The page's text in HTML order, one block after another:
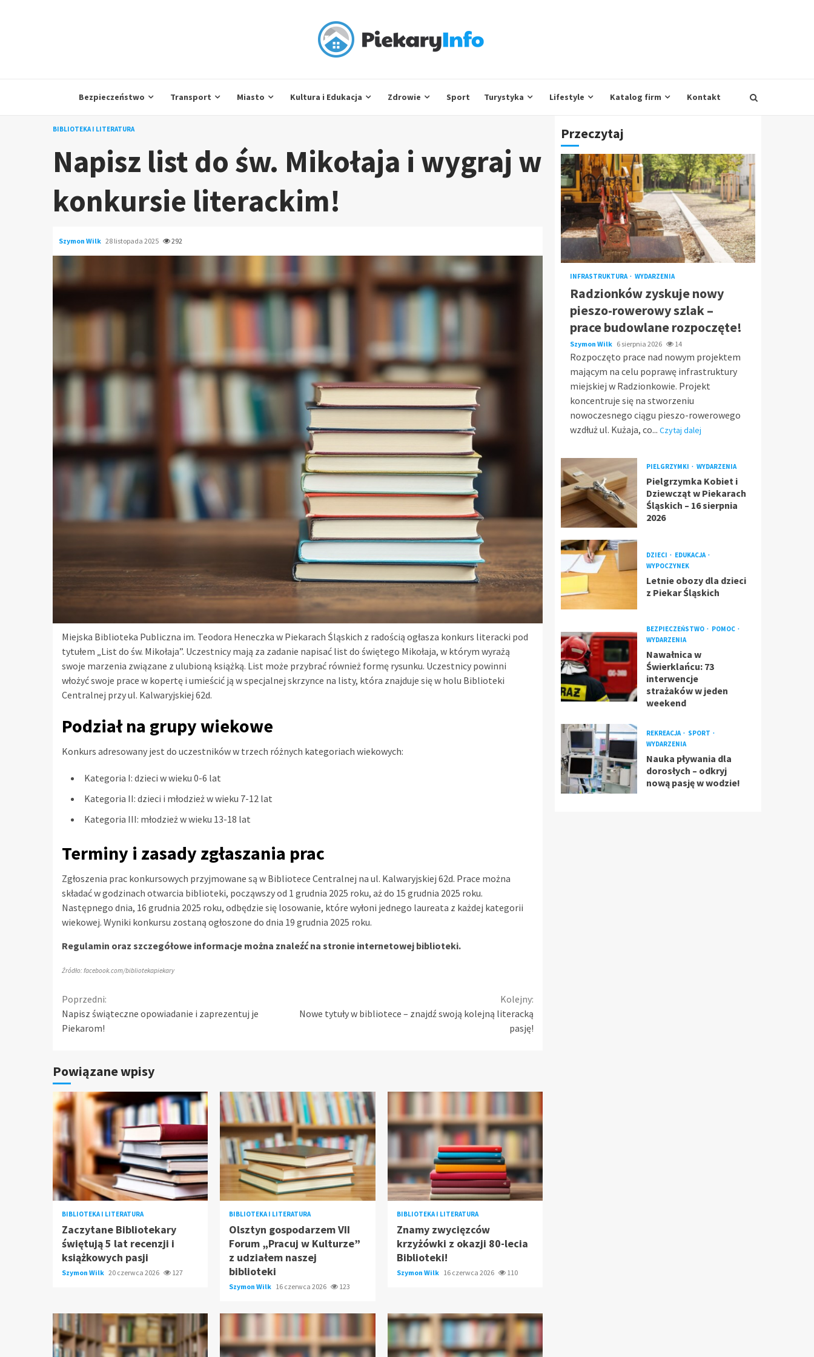
Bezpieczeństwo Transport Miasto Kultura i Edukacja Zdrowie Sport Turystyka Lifestyle Katalog firm Kontakt
BIBLIOTEKA I LITERATURA
Napisz list do św. Mikołaja i wygraj w
konkursie literackim!
Szymon Wilk 28 listopada 2025 292
Miejska Biblioteka Publiczna im. Teodora Heneczka w Piekarach Śląskich z radością ogłasza konkurs literacki pod
tytułem „List do św. Mikołaja”. Uczestnicy mają za zadanie napisać list do świętego Mikołaja, w którym wyrażą
swoje marzenia związane z ulubioną książką. List może przybrać również formę rysunku. Uczestnicy powinni
włożyć swoje prace w kopertę i umieścić ją w specjalnej skrzynce na listy, która znajduje się w holu Biblioteki
Centralnej przy ul. Kalwaryjskiej 62d.
Podział na grupy wiekowe
Konkurs adresowany jest do uczestników w trzech różnych kategoriach wiekowych:
Kategoria I: dzieci w wieku 0-6 lat
Kategoria II: dzieci i młodzież w wieku 7-12 lat
Kategoria III: młodzież w wieku 13-18 lat
Terminy i zasady zgłaszania prac
Zgłoszenia prac konkursowych przyjmowane są w Bibliotece Centralnej na ul. Kalwaryjskiej 62d. Prace można
składać w godzinach otwarcia biblioteki, począwszy od 1 grudnia 2025 roku, aż do 15 grudnia 2025 roku.
Następnego dnia, 16 grudnia 2025 roku, odbędzie się losowanie, które wyłoni jednego laureata z każdej kategorii
wiekowej. Wyniki konkursu zostaną ogłoszone do dnia 19 grudnia 2025 roku.
Regulamin oraz szczegółowe informacje można znaleźć na stronie internetowej biblioteki.
Źródło: facebook.com/bibliotekapiekary
Continue
Reading
Poprzedni:
Napisz świąteczne opowiadanie i zaprezentuj je
Piekarom!
Kolejny:
Nowe tytuły w bibliotece – znajdź swoją kolejną literacką
pasję!
Powiązane wpisy
BIBLIOTEKA I LITERATURA
Zaczytane Bibliotekary
świętują 5 lat recenzji i
książkowych pasji
Szymon Wilk 20 czerwca 2026 127
BIBLIOTEKA I LITERATURA
Olsztyn gospodarzem VII
Forum „Pracuj w Kulturze”
z udziałem naszej
biblioteki
Szymon Wilk 16 czerwca 2026 123
BIBLIOTEKA I LITERATURA
Znamy zwycięzców
krzyżówki z okazji 80-lecia
Biblioteki!
Szymon Wilk 16 czerwca 2026 110
Przeczytaj
INFRASTRUKTURA WYDARZENIA
Radzionków zyskuje nowy
pieszo-rowerowy szlak –
prace budowlane rozpoczęte!
Szymon Wilk 6 sierpnia 2026 14
Rozpoczęto prace nad nowym projektem
mającym na celu poprawę infrastruktury
miejskiej w Radzionkowie. Projekt
koncentruje się na stworzeniu
nowoczesnego ciągu pieszo-rowerowego
wzdłuż ul. Kużaja, co... Czytaj dalej
PIELGRZYMKI WYDARZENIA
Pielgrzymka Kobiet i
Dziewcząt w Piekarach
Śląskich – 16 sierpnia
2026
DZIECI
EDUKACJA
WYPOCZYNEK
Letnie obozy dla dzieci
z Piekar Śląskich
BEZPIECZEŃSTWO
POMOC
WYDARZENIA
Nawałnica w
Świerklańcu: 73
interwencje
strażaków w jeden
weekend
REKREACJA
SPORT
WYDARZENIA
Nauka pływania dla
dorosłych – odkryj
nową pasję w wodzie!